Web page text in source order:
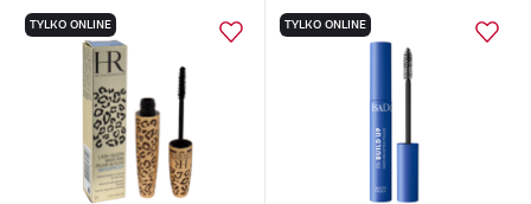
TYLKO ONLINE TYLKO ONLINE